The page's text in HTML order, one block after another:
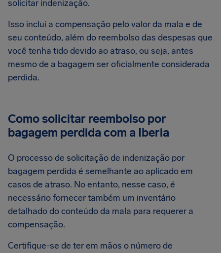
solicitar indenização.
Isso inclui a compensação pelo valor da mala e de
seu conteúdo, além do reembolso das despesas que
você tenha tido devido ao atraso, ou seja, antes
mesmo de a bagagem ser oficialmente considerada
perdida.
Como solicitar reembolso por
bagagem perdida com a Iberia
O processo de solicitação de indenização por
bagagem perdida é semelhante ao aplicado em
casos de atraso. No entanto, nesse caso, é
necessário fornecer também um inventário
detalhado do conteúdo da mala para requerer a
compensação.
Certifique-se de ter em mãos o número de